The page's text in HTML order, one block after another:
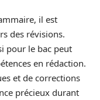
il est
des révisions.
pour le bac peut
en rédaction.
et de corrections
précieux durant